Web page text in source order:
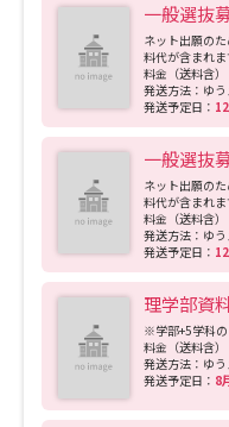
受験
志望校・出願校を調べる
併願校選び
先輩が入学を決めた理由
新生活お役立ちガイド
学問
一般選抜
ネット出願の
料代が含まれま
料金（送料含
発送方法：ゆ
発送予定日：
一般選抜
ネット出願の
料代が含まれま
料金（送料含
発送方法：ゆ
発送予定日：
理学部資
※学部+5学科の
料金（送料含
発送方法：ゆ
発送予定日： 8